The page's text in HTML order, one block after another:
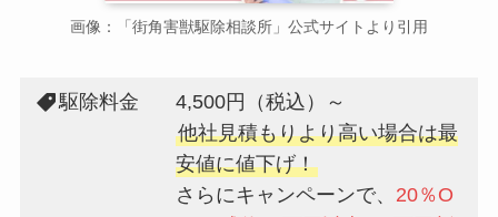
画像：「街角害獣駆除相談所」公式サイトより引用
駆除料金
4,500円（税込）～
他社見積もりより高い場合は最
安値に値下げ！
さらにキャンペーンで、 20％O